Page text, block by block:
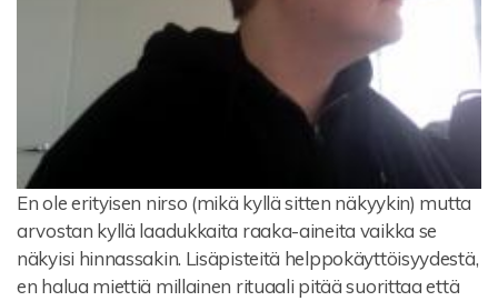
En ole erityisen nirso (mikä kyllä sitten näkyykin) mutta
arvostan kyllä laadukkaita raaka-aineita vaikka se
näkyisi hinnassakin. Lisäpisteitä helppokäyttöisyydestä,
en halua miettiä millainen rituaali pitää suorittaa että